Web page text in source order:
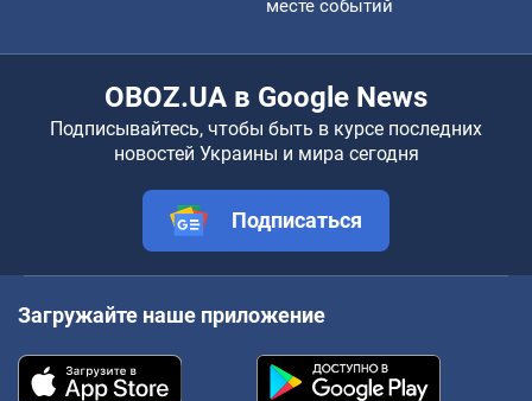
месте событий
OBOZ.UA в Google News
Подписывайтесь, чтобы быть в курсе последних
новостей Украины и мира сегодня
Подписаться
Загружайте наше приложение